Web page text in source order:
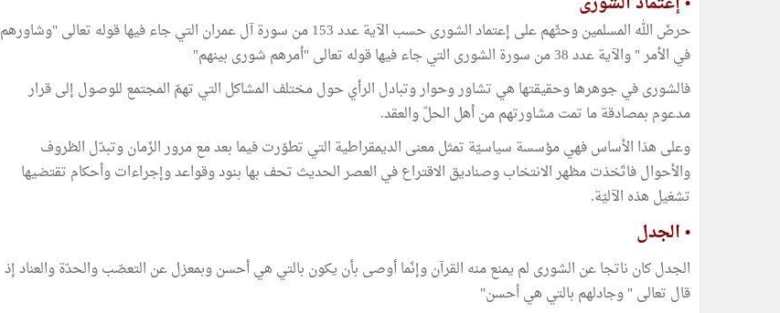
حرضّ الله المسلمين وحثّهم على إعتماد الشورى حسب الآية عدد 153 من سورة آل عمران التي جاء فيها قوله تعالى "وشاورهم
في الأمر " والآية عدد 38 من سورة الشورى التي جاء فيها قوله تعالى "أمرهم شورى بينهم"
فالشورى في جوهرها وحقيقتها هي تشاور وحوار وتبادل الرأي حول مختلف المشاكل التي تهمّ المجتمع للوصول إلى قرار
مدعوم بمصادقة ما تمت مشاورتهم من أهل الحلّ والعقد.
وعلى هذا الأساس فهي مؤسسة سياسيّة تمثل معنى الديمقراطية التي تطوّرت فيما بعد مع مرور الزّمان وتبدّل الظروف
والأحوال فاتّخذت مظهر الانتخاب وصناديق الاقتراع في العصر الحديث تحف بها بنود وقواعد وإجراءات وأحكام تقتضيها
تشغيل هذه الآليّة.
• الجدل
الجدل كان ناتجا عن الشورى لم يمنع منه القرآن وإنّما أوصى بأن يكون بالتي هي أحسن وبمعزل عن التعصّب والحدّة والعناد إذ
قال تعالى " وجادلهم بالتي هي أحسن"